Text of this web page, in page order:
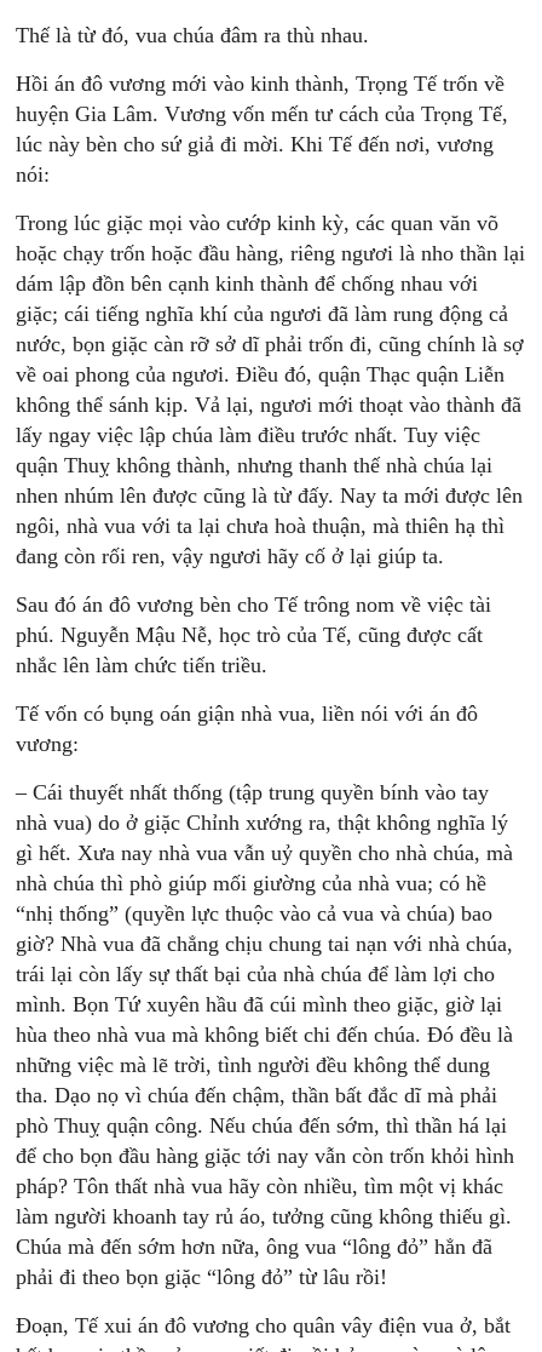
Thế là từ đó, vua chúa đâm ra thù nhau.
Hồi án đô vương mới vào kinh thành, Trọng Tế trốn về
huyện Gia Lâm. Vương vốn mến tư cách của Trọng Tế,
lúc này bèn cho sứ giả đi mời. Khi Tế đến nơi, vương
nói:
Trong lúc giặc mọi vào cướp kinh kỳ, các quan văn võ
hoặc chạy trốn hoặc đầu hàng, riêng ngươi là nho thần lại
dám lập đồn bên cạnh kinh thành để chống nhau với
giặc; cái tiếng nghĩa khí của ngươi đã làm rung động cả
nước, bọn giặc càn rỡ sở dĩ phải trốn đi, cũng chính là sợ
về oai phong của ngươi. Điều đó, quận Thạc quận Liễn
không thể sánh kịp. Vả lại, ngươi mới thoạt vào thành đã
lấy ngay việc lập chúa làm điều trước nhất. Tuy việc
quận Thuỵ không thành, nhưng thanh thế nhà chúa lại
nhen nhúm lên được cũng là từ đấy. Nay ta mới được lên
ngôi, nhà vua với ta lại chưa hoà thuận, mà thiên hạ thì
đang còn rối ren, vậy ngươi hãy cố ở lại giúp ta.
Sau đó án đô vương bèn cho Tế trông nom về việc tài
phú. Nguyễn Mậu Nễ, học trò của Tế, cũng được cất
nhắc lên làm chức tiến triều.
Tế vốn có bụng oán giận nhà vua, liền nói với án đô
vương:
– Cái thuyết nhất thống (tập trung quyền bính vào tay
nhà vua) do ở giặc Chỉnh xướng ra, thật không nghĩa lý
gì hết. Xưa nay nhà vua vẫn uỷ quyền cho nhà chúa, mà
nhà chúa thì phò giúp mối giường của nhà vua; có hề
“nhị thống” (quyền lực thuộc vào cả vua và chúa) bao
giờ? Nhà vua đã chẳng chịu chung tai nạn với nhà chúa,
trái lại còn lấy sự thất bại của nhà chúa để làm lợi cho
mình. Bọn Tứ xuyên hầu đã cúi mình theo giặc, giờ lại
hùa theo nhà vua mà không biết chi đến chúa. Đó đều là
những việc mà lẽ trời, tình người đều không thể dung
tha. Dạo nọ vì chúa đến chậm, thần bất đắc dĩ mà phải
phò Thuỵ quận công. Nếu chúa đến sớm, thì thần há lại
để cho bọn đầu hàng giặc tới nay vẫn còn trốn khỏi hình
pháp? Tôn thất nhà vua hãy còn nhiều, tìm một vị khác
làm người khoanh tay rủ áo, tưởng cũng không thiếu gì.
Chúa mà đến sớm hơn nữa, ông vua “lông đỏ” hẳn đã
phải đi theo bọn giặc “lông đỏ” từ lâu rồi!
Đoạn, Tế xui án đô vương cho quân vây điện vua ở, bắt